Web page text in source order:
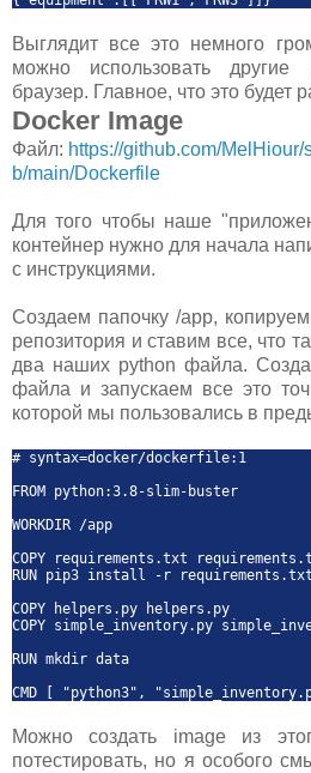
Выглядит все это немного
можно использовать
браузер. Главное, что это будет
Docker Image
Файл: https://github.com/
b/main/Dockerfile
Для того чтобы наше
контейнер нужно для начала
с инструкциями.
Создаем папочку /app,
репозитория и ставим все, что
два наших python файла.
файла и запускаем все это
которой мы пользовались в
# syntax=docker/dockerfile:1
FROM python:3.8-slim-buster
WORKDIR /app
COPY requirements.txt
RUN pip3 install -r requirements.txt
COPY helpers.py helpers.py
COPY simple_inventory.py
RUN mkdir data
CMD [ "python3",
Можно создать image из
потестировать, но я особого